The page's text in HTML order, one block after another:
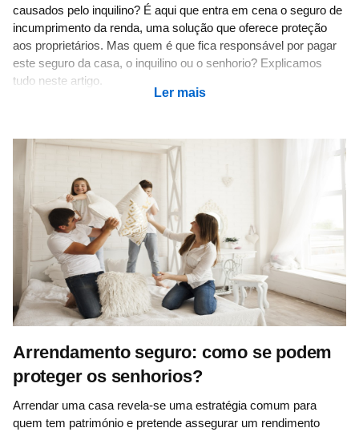
causados pelo inquilino? É aqui que entra em cena o seguro de
incumprimento da renda, uma solução que oferece proteção
aos proprietários. Mas quem é que fica responsável por pagar
este seguro da casa, o inquilino ou o senhorio? Explicamos
tudo neste artigo.
Ler mais
Arrendamento seguro: como se podem
proteger os senhorios?
Arrendar uma casa revela-se uma estratégia comum para
quem tem património e pretende assegurar um rendimento